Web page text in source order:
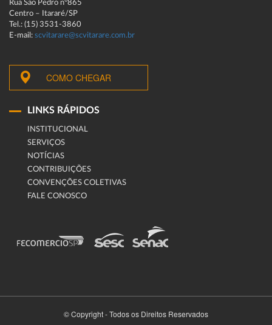
Rua São Pedro n°865
Centro – Itararé/SP
Tel.: (15) 3531-3860
E-mail: scvitarare@scvitarare.com.br
COMO CHEGAR
LINKS RÁPIDOS
INSTITUCIONAL
SERVIÇOS
NOTÍCIAS
CONTRIBUIÇÕES
CONVENÇÕES COLETIVAS
FALE CONOSCO
© Copyright - Todos os Direitos Reservados